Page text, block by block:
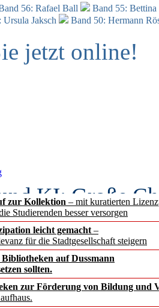
56: Rafael Ball
Band 55:
Ursula Jaksch Band 50: Hermann
jetzt online!
zur Kollektion – mit kuratierten
Studierenden besser versorgen
leicht gemacht –
für die Stadtgesellschaft steigern
auf Dussmann
sollten.
zur Förderung von Bildung und
KI: Große
erstes
Research –